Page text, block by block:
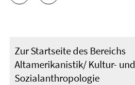
Zur Startseite des Bereichs
Altamerikanistik/ Kultur- und
Sozialanthropologie